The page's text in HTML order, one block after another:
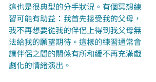
這也是很典型的分手狀況。有個冥想練
習可能有助益：我首先接受我的父母，
我不再想要從我的伴侶上得到我父母無
法給我的願望期待。這樣的練習通常會
讓伴侶之間的關係有所和緩不再充滿戲
劇化的情緒演出。